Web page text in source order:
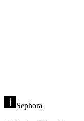
Sephora